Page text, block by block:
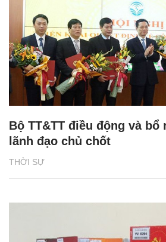
THỜI SỰ
Bộ TT&TT điều động và bổ
lãnh đạo chủ chốt